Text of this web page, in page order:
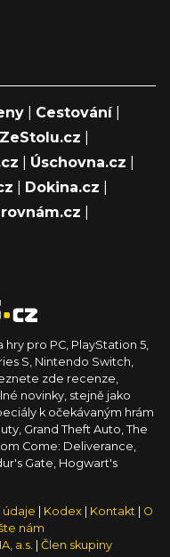
Cestování|
ZeStolu.cz
Úschovna.cz
Dokina.cz
pro PC, PlayStation 5,
S, Nintendo Switch,
zde recenze,
novinky, stejně jako
k očekávaným hrám
Grand Theft Auto, The
Come: Deliverance,
Gate, Hogwart's
údaje Kodex Kontakt
O
nám
a.s.
Člen skupiny